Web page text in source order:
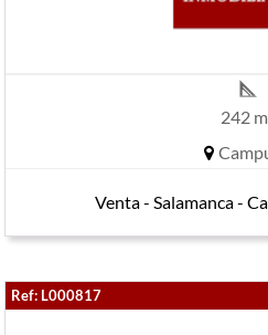
242 m
Venta - Salamanca -
Ref: L000817